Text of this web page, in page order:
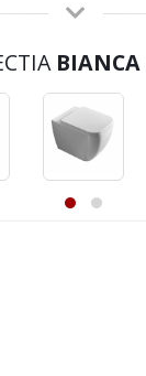
BIANCA